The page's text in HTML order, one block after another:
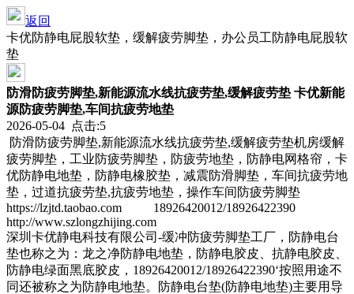
返回
卡优防静电屁股软垫，缓解疲劳脚垫，办公员工防静电屁股软
垫
防滑防疲劳脚垫,新能源流水线抗疲劳垫,缓解疲劳垫 卡优新能
源防疲劳脚垫,车间抗疲劳地垫
2026-05-04 点击:5
防滑防疲劳脚垫,新能源流水线抗疲劳垫,缓解疲劳垫机房缓解
疲劳脚垫，工业防疲劳脚垫，防疲劳地垫，防静电网格帘，卡
优防静电地垫，防静电橡胶垫，减震防滑脚垫，车间抗疲劳地
垫，过道抗疲劳垫,抗疲劳地垫，操作车间防疲劳脚垫
https://lzjtd.taobao.com 18926420012/18926422390
http://www.szlongzhijing.com
深圳卡优静电科技有限公司-缓冲防疲劳脚垫工厂，防静电台
垫也称之为：龙之净防静电地垫，防静电胶皮、抗静电胶皮、
防静电绿面黑底胶皮，18926420012/18926422390‘按照用途不
同还被称之为防静电地垫。防静电台垫(防静电地垫)主要用导